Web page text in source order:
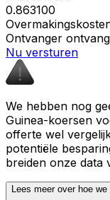
0.863100
Ontvanger
Nu versturen
We hebben nog
Guinea-koersen
offerte wel
potentiële
breiden onze data
Lees meer over hoe